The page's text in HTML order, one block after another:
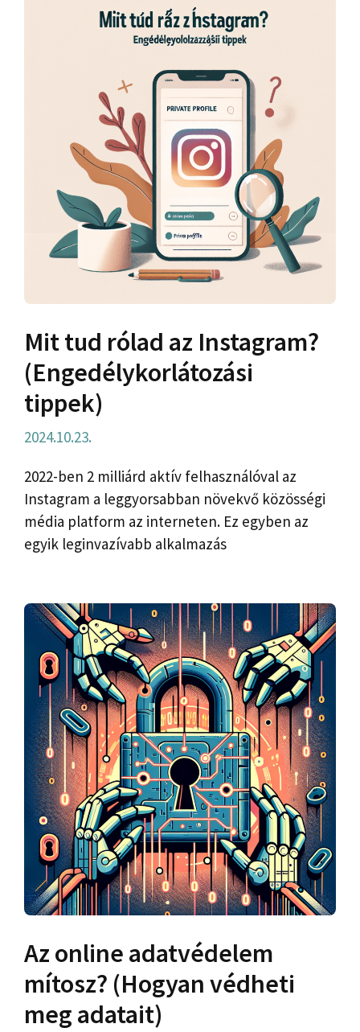
Mit tud rólad az Instagram?
(Engedélykorlátozási
tippek)
2024.10.23.
2022-ben 2 milliárd aktív felhasználóval az
Instagram a leggyorsabban növekvő közösségi
média platform az interneten. Ez egyben az
egyik leginvazívabb alkalmazás
Az online adatvédelem
mítosz? (Hogyan védheti
meg adatait)